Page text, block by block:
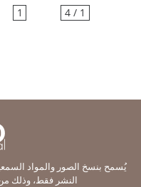
1 / 4
1
يُسمح بنسخ الصور والمواد
النشر فقط، وذلك من